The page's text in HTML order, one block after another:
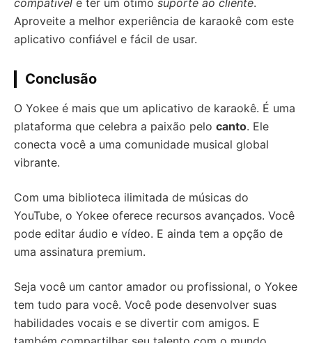
compatível e ter um ótimo suporte ao cliente.
Aproveite a melhor experiência de karaokê com este
aplicativo confiável e fácil de usar.
Conclusão
O Yokee é mais que um aplicativo de karaokê. É uma
plataforma que celebra a paixão pelo canto. Ele
conecta você a uma comunidade musical global
vibrante.
Com uma biblioteca ilimitada de músicas do
YouTube, o Yokee oferece recursos avançados. Você
pode editar áudio e vídeo. E ainda tem a opção de
uma assinatura premium.
Seja você um cantor amador ou profissional, o Yokee
tem tudo para você. Você pode desenvolver suas
habilidades vocais e se divertir com amigos. E